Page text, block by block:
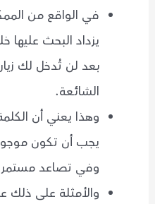
في الواقع من
يزداد البحث عليها
بعد لن تُدخل لك
الشائعة.
وهذا يعني أن
يجب أن تكون
وفي تصاعد
والأمثلة على ذلك